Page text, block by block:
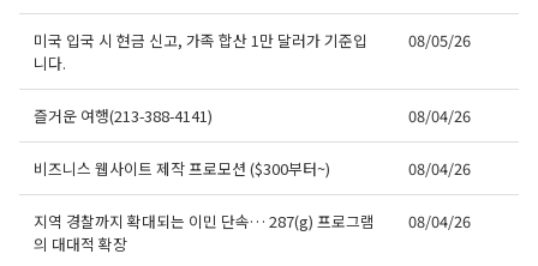
미국 입국 시 현금 신고, 가족 합산 1만 달러가 기준입
니다.
08/05/26
즐거운 여행(213-388-4141) 08/04/26
비즈니스 웹사이트 제작 프로모션 ($300부터~) 08/04/26
지역 경찰까지 확대되는 이민 단속… 287(g) 프로그램
의 대대적 확장
08/04/26